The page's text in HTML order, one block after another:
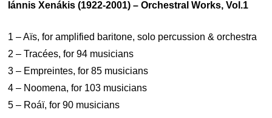
Iánnis Xenákis (1922-2001) – Orchestral Works, Vol.1
1 – Aïs, for amplified baritone, solo percussion & orchestra
2 – Tracées, for 94 musicians
3 – Empreintes, for 85 musicians
4 – Noomena, for 103 musicians
5 – Roáï, for 90 musicians